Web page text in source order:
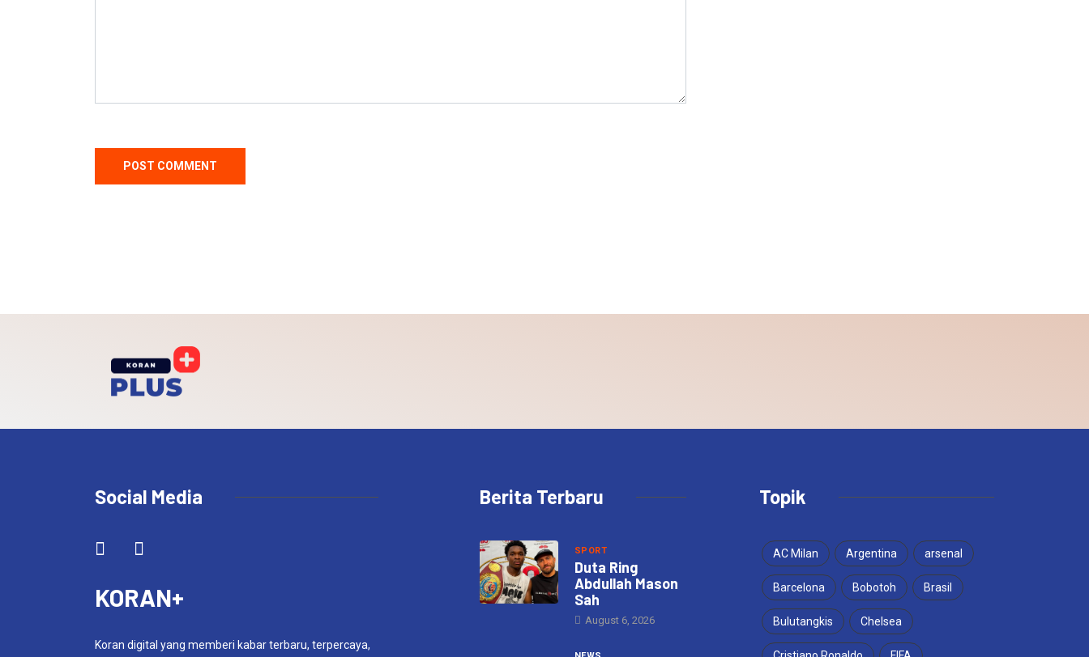
Social Media
KORAN+
Koran digital yang memberi kabar terbaru, terpercaya,
Berita Terbaru
SPORT
Duta Ring
Abdullah Mason
Sah
August 6, 2026
Topik
AC Milan Argentina arsenal
Barcelona Bobotoh Brasil
Bulutangkis Chelsea